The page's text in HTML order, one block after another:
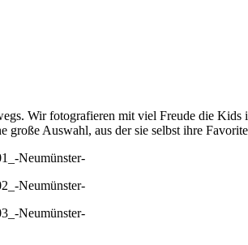
Wir fotografieren mit viel Freude die Kids
Auswahl, aus der sie selbst ihre